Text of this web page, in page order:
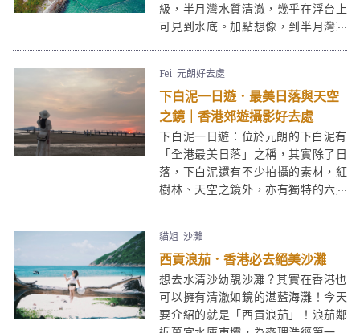
級，半月灣水質清澈，幾乎在浮台上
可見到水底。加點想像，到半月灣就
Fei 元朗好去處
下白泥一日遊．最美日落與天空
之鏡｜香港郊遊攝影好去處
下白泥一日遊：位於元朗的下白泥有
「全港最美日落」之稱，其實除了日
落，下白泥還有不少拍攝的素材，紅
樹林、天空之鏡外，亦有獨特的六角
拍日落的熱選景點。而在下白泥旁邊
的鴨仔坑士多，裝修也是心思十足，
在這裏渡過一個黃昏絕對是「目不瑕
給」！
貓姐 沙灘
西貢浪茄．香港必去絕美沙灘
想去水清沙幼靚沙灘？其實在香港也
可以擁有清澈如鏡的湛藍海灘！今天
要介紹的就是「西貢浪茄」！浪茄鄰